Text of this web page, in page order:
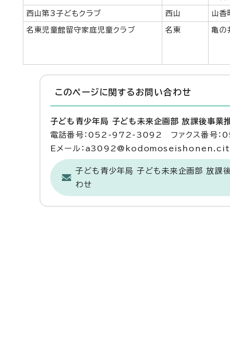
西山第3子どもクラブ 西山 山
名東児童館留守家庭児童クラブ 名東 亀の
このページに関する お問い合わせ
子ども青少年局 子ども未来企画部 放課後事業
電話番号：052-972-3092 ファクス番号
Eメール：
子ども青少年局 子ども未来企画部 放課
わせ